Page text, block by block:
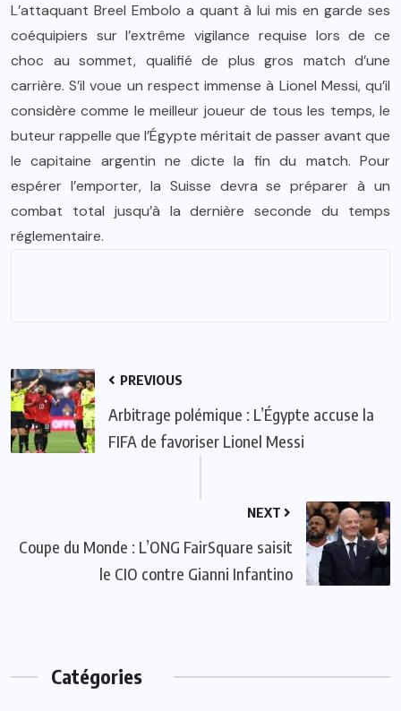
L’attaquant Breel Embolo a quant à lui mis en garde ses
coéquipiers sur l’extrême vigilance requise lors de ce
choc au sommet, qualifié de plus gros match d’une
carrière. S’il voue un respect immense à Lionel Messi, qu’il
considère comme le meilleur joueur de tous les temps, le
buteur rappelle que l’Égypte méritait de passer avant que
le capitaine argentin ne dicte la fin du match. Pour
espérer l’emporter, la Suisse devra se préparer à un
combat total jusqu’à la dernière seconde du temps
réglementaire.
PREVIOUS
Arbitrage polémique : L’Égypte accuse la
FIFA de favoriser Lionel Messi
NEXT
Coupe du Monde : L’ONG FairSquare saisit
le CIO contre Gianni Infantino
Catégories